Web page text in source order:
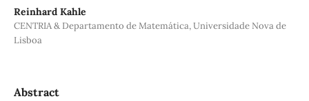
Reinhard Kahle
CENTRIA & Departamento de Matemática, Universidade Nova de
Lisboa
Abstract